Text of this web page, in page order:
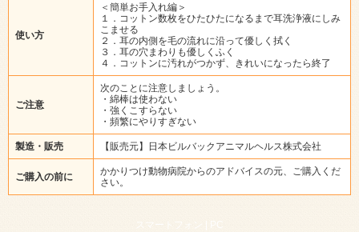
使い方
＜簡単お手入れ編＞
１．コットン数枚をひたひたになるまで耳洗浄液にしみ
こませる
２．耳の内側を毛の流れに沿って優しく拭く
３．耳の穴まわりも優しくふく
４．コットンに汚れがつかず、きれいになったら終了
ご注意
次のことに注意しましょう。
・綿棒は使わない
・強くこすらない
・頻繁にやりすぎない
製造・販売 【販売元】日本ビルバックアニマルヘルス株式会社
ご購入の前に
かかりつけ動物病院からのアドバイスの元、ご購入くだ
さい。
スマートフォン | PC